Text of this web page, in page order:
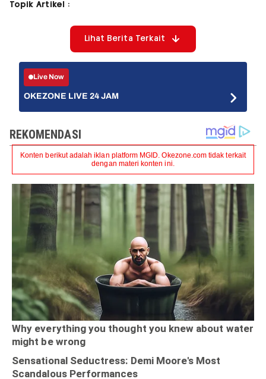
Topik Artikel :
Lihat Berita Terkait
Live Now
OKEZONE LIVE 24 JAM